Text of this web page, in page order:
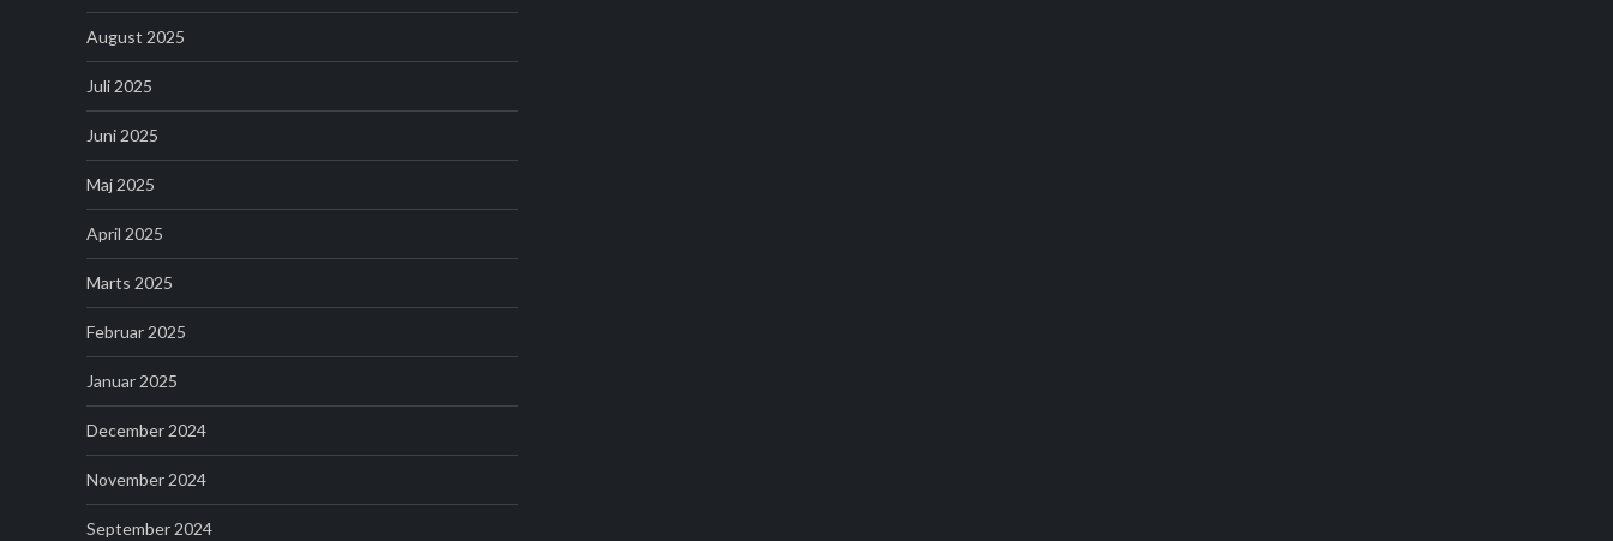
August 2025
Juli 2025
Juni 2025
Maj 2025
April 2025
Marts 2025
Februar 2025
Januar 2025
December 2024
November 2024
September 2024